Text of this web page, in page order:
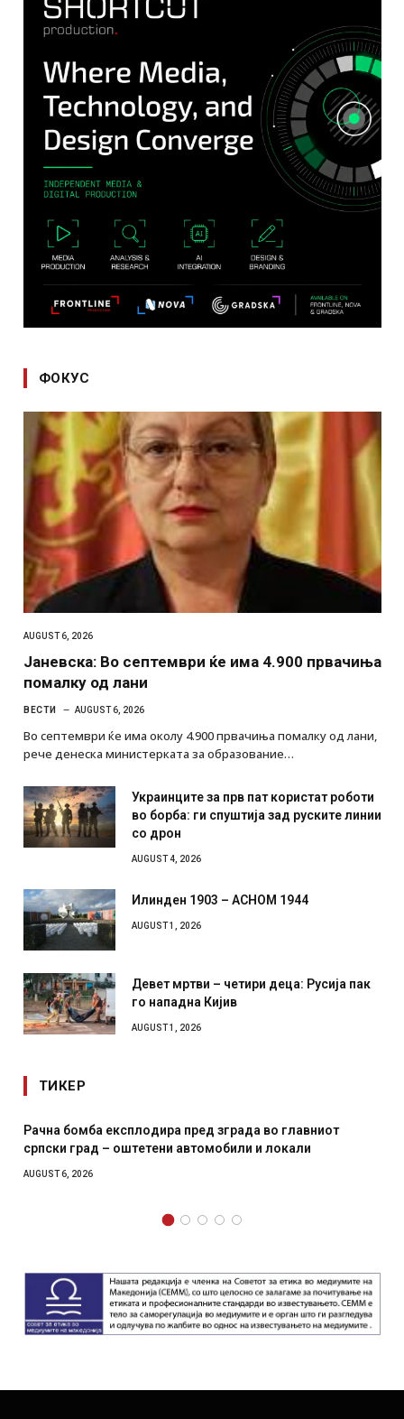
ФОКУС
AUGUST 6, 2026
Јаневска: Во септември ќе има 4.900 првачиња
помалку од лани
ВЕСТИ AUGUST 6, 2026
Во септември ќе има околу 4.900 првачиња помалку од лани,
рече денеска министерката за образование…
Украинците за прв пат користат роботи
во борба: ги спуштија зад руските линии
со дрон
AUGUST 4, 2026
Илинден 1903 – АСНОМ 1944
AUGUST 1, 2026
Девет мртви – четири деца: Русија пак
го нападна Кијив
AUGUST 1, 2026
ТИКЕР
пред зграда во главниот
автомобили и локали
И Данска се
месечна воена